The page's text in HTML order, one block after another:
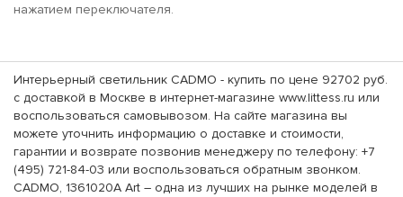
нажатием переключателя.
Интерьерный светильник CADMO - купить по цене 92702 руб.
с доставкой в Москве в интернет-магазине www.littess.ru или
воспользоваться самовывозом. На сайте магазина вы
можете уточнить информацию о доставке и стоимости,
гарантии и возврате позвонив менеджеру по телефону: +7
(495) 721-84-03 или воспользоваться обратным звонком.
CADMO, 1361020A Art – одна из лучших на рынке моделей в